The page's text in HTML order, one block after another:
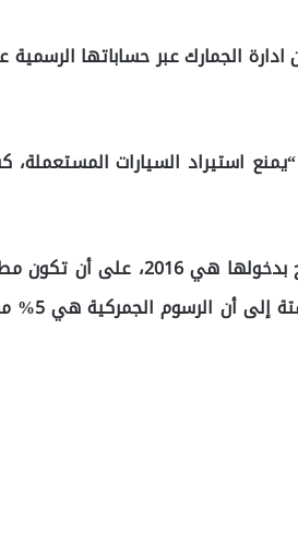
الجمارك عبر حساباتها الرسمية
استيراد السيارات المستعملة،
وأوضحت الجمارك أن آخر سنة صنع للسيارة يُسمح
والمقاييس